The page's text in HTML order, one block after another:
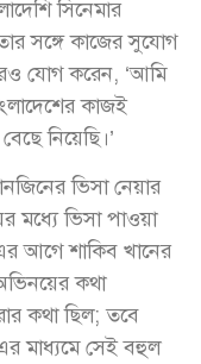
সিনেমার
সঙ্গে কাজের সুযোগ
যোগ করেন, ‘আমি
কাজই
নিয়েছি।’
ভিসা নেয়ার
মধ্যে ভিসা পাওয়া
আগে শাকিব খানের
কথা
কথা ছিল; তবে
মাধ্যমে সেই বহুল